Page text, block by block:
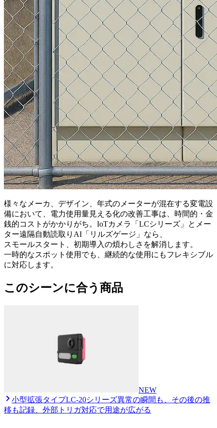
様々なメーカ、デザイン、年式のメーターが混在する変電設
備において、電力使用量見える化の改善工事は、時間的・金
銭的コストがかかりがち。IoTカメラ「LCシリーズ」とメー
ター遠隔自動読取りAI「リルズゲージ」なら、
スモールスタート、初期導入の煩わしさを解消します。
一時的なスポット使用でも、継続的な使用にもフレキシブル
に対応します。
このシーンに合う商品
NEW
小型拡張タイプLC-20シリーズ異常の瞬間も、その後の推
移も記録、外部トリガ対応で用途が広がる